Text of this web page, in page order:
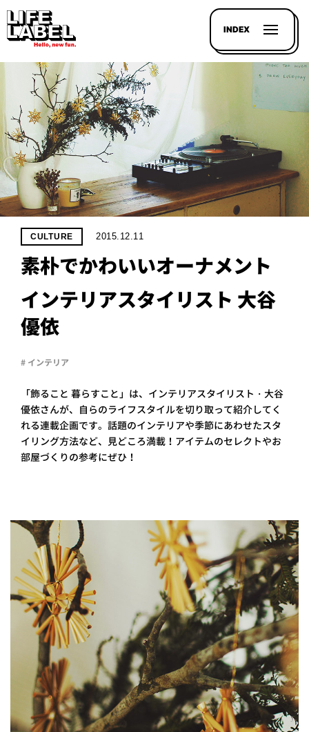
INDEX
記事を
LL
LINE-
UP
PROJECT
ライフレー
ついて
会社概
要
企業の
方へ
お問い
合わせ
プライ
バシー
ポリシ
ー
採用情
報
CULTURE 2015.12.11
素朴でかわいいオーナメント
インテリアスタイリスト 大谷
優依
# インテリア
「飾ること 暮らすこと」は、インテリアスタイリスト・大谷
優依さんが、自らのライフスタイルを切り取って紹介してく
れる連載企画です。話題のインテリアや季節にあわせたスタ
イリング方法など、見どころ満載！アイテムのセレクトやお
部屋づくりの参考にぜひ！